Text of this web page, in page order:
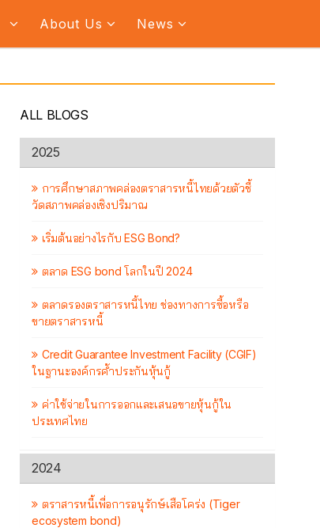
About Us News
ALL BLOGS
2025
การศึกษาสภาพคล่องตราสารหนี้ไทยด้วยตัวชี้
วัดสภาพคล่องเชิงปริมาณ
เริ่มต้นอย่างไรกับ ESG Bond?
ตลาด ESG bond โลกในปี 2024
ตลาดรองตราสารหนี้ไทย ช่องทางการซื้อหรือ
ขายตราสารหนี้
Credit Guarantee Investment Facility (CGIF)
ในฐานะองค์กรค้ำประกันหุ้นกู้
ค่าใช้จ่ายในการออกและเสนอขายหุ้นกู้ใน
ประเทศไทย
2024
ตราสารหนี้เพื่อการอนุรักษ์เสือโคร่ง (Tiger
ecosystem bond)